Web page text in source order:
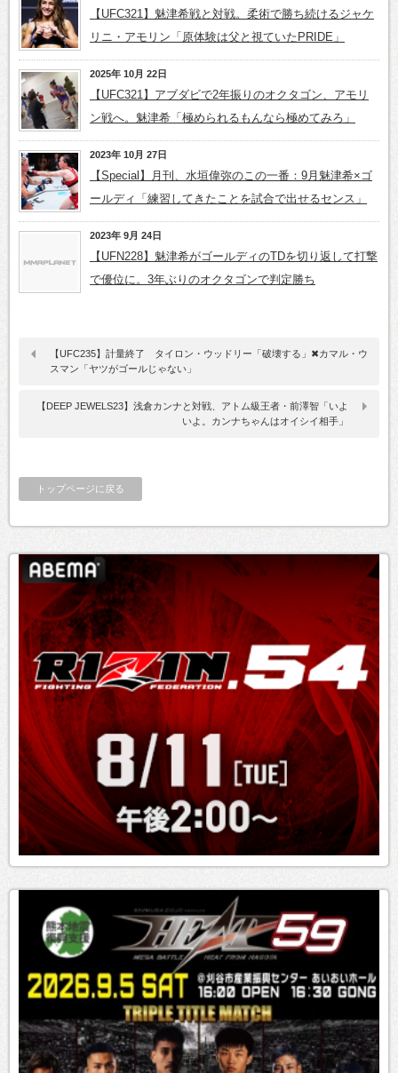
【UFC321】魅津希戦と対戦。柔術で勝ち続けるジャケ
リニ・アモリン「原体験は父と視ていたPRIDE」
2025年 10月 22日
【UFC321】アブダビで2年振りのオクタゴン、アモリ
ン戦へ。魅津希「極められるもんなら極めてみろ」
2023年 10月 27日
【Special】月刊、水垣偉弥のこの一番：9月魅津希×ゴ
ールディ「練習してきたことを試合で出せるセンス」
2023年 9月 24日
【UFN228】魅津希がゴールディのTDを切り返して打撃
で優位に。3年ぶりのオクタゴンで判定勝ち
【UFC235】計量終了 タイロン・ウッドリー「破壊する」✖カマル・ウ
スマン「ヤツがゴールじゃない」
【DEEP JEWELS23】浅倉カンナと対戦、アトム級王者・前澤智「いよ
いよ。カンナちゃんはオイシイ相手」
トップページに戻る